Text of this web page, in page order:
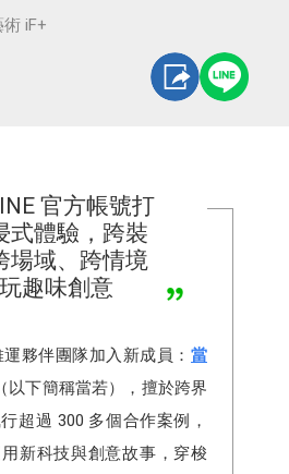
iF+
官方帳號打
式體驗，跨裝
場域、跨情境
趣味創意
夥伴團隊加入新成員： 當
以下簡稱當若），擅於跨界
超過 300 多個合作案例，
新科技與創意故事，穿梭